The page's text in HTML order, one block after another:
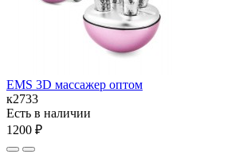
EMS 3D массажер оптом
к2733
Есть в наличии
1200 ₽